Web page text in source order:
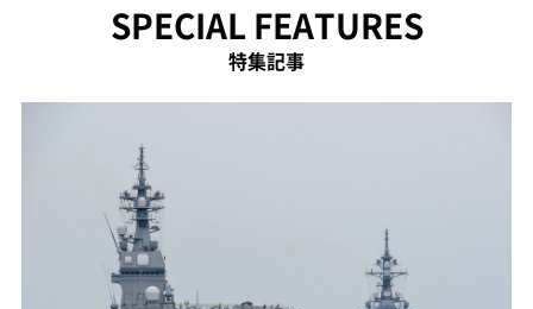
SPECIAL FEATURES
特集記事